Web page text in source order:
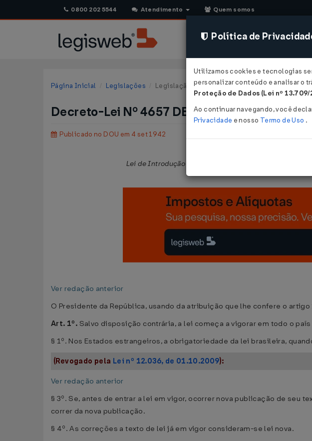
0800 202 5544 Atendimento Quem somos
CONSULTORIA
Página Inicial Legislações Legislação Federal
Decreto-Lei Nº 4657 DE 04/09/1942
Publicado no DOU em 4 set 1942
Lei de Introdução às normas do Direito Brasileiro.
Ver redação anterior
O Presidente da República, usando da atribuição que lhe confere o
Art. 1º. Salvo disposição contrária, a lei começa a vigorar em todo o
§ 1º. Nos Estados estrangeiros, a obrigatoriedade da lei brasileira,
(Revogado pela Lei nº 12.036, de 01.10.2009):
Ver redação anterior
§ 3º. Se, antes de entrar a lei em vigor, ocorrer nova publicação de seu
correr da nova publicação.
§ 4º. As correções a texto de lei já em vigor consideram-se lei nova.
Política de
Utilizamos cookies e tecnologias
personalizar conteúdo e analisar o
Proteção de Dados (Lei nº 13.709/
Ao continuar navegando, você
Privacidade e nosso Termo de Uso .